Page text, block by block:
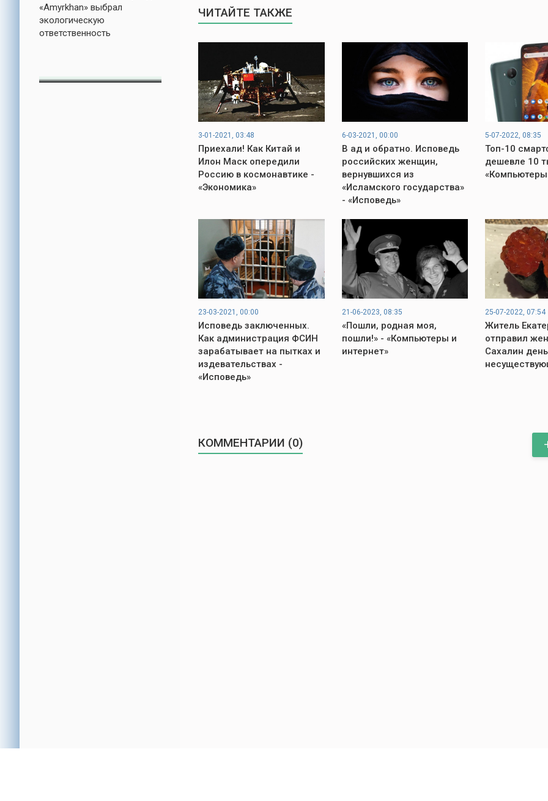
«Amyrkhan» выбрал
экологическую
ответственность
ЧИТАЙТЕ ТАКЖЕ
3-01-2021, 03:48
Приехали! Как Китай и
Илон Маск опередили
Россию в космонавтике -
«Экономика»
6-03-2021, 00:00
В ад и обратно. Исповедь
российских женщин,
вернувшихся из
«Исламского государства»
- «Исповедь»
5-07-2022, 08:35
Топ-10
дешевле 10
«Компьютеры
23-03-2021, 00:00
Исповедь заключенных.
Как администрация ФСИН
зарабатывает на пытках и
издевательствах -
«Исповедь»
21-06-2023, 08:35
«Пошли, родная моя,
пошли!» - «Компьютеры и
интернет»
25-07-2022, 07:54
Житель
отправил
Сахалин
КОММЕНТАРИИ (0)